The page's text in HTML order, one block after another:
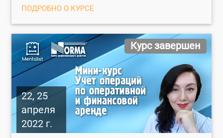
ПОДРОБНО О КУРСЕ
22, 25
апреля
2022 г.
Курс завершен